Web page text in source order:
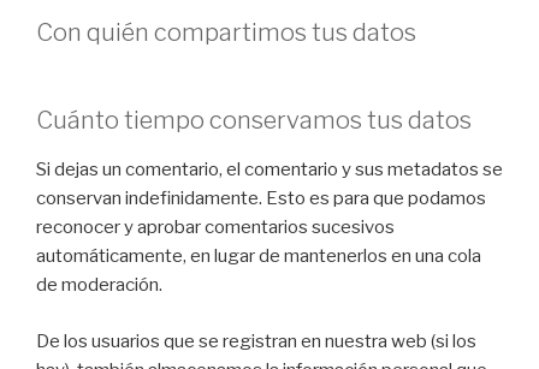
Con quién compartimos tus datos
Cuánto tiempo conservamos tus datos
Si dejas un comentario, el comentario y sus metadatos se
conservan indefinidamente. Esto es para que podamos
reconocer y aprobar comentarios sucesivos
automáticamente, en lugar de mantenerlos en una cola
de moderación.
De los usuarios que se registran en nuestra web (si los